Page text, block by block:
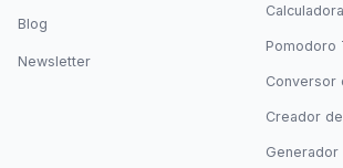
Blog
Newsletter
Pomodoro
Conversor
Creador
Generador